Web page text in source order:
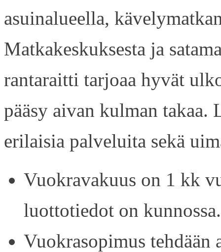
asuinalueella,
Matkakeskuksesta ja
rantaraitti tarjoaa hyvät
pääsy aivan kulman
erilaisia palveluita sekä
Vuokravakuus on 1 kk
luottotiedot on kunnossa.
Vuokrasopimus tehdään